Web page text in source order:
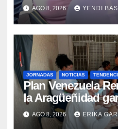
Guaira para
epidemiológica
AGO 8, 2026 YENDI
JORNADAS NOTICIAS
Plan Venezuela
la Aragüeñidad
atención médica
Aragua
AGO 8, 2026 ERIKA